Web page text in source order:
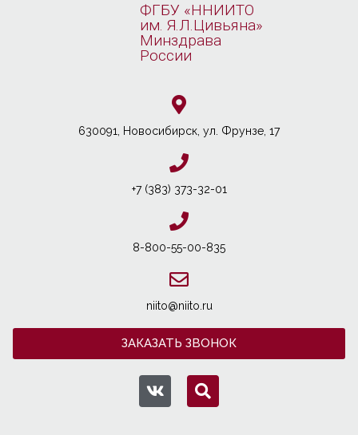
ФГБУ «ННИИТО
им. Я.Л.Цивьяна»
Минздрава
России
630091, Новосибирcк, ул. Фрунзе, 17
+7 (383) 373-32-01
8-800-55-00-835
niito@niito.ru
ЗАКАЗАТЬ ЗВОНОК